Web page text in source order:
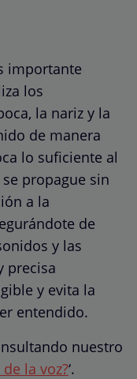
importante
los
la nariz y la
de manera
lo suficiente al
propague sin
a la
de
y las
precisa
y evita la
entendido.
nuestro
la voz?‘.